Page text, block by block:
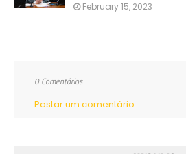
February 15, 2023
0 Comentários
Postar um comentário